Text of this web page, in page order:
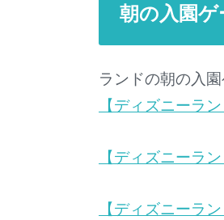
朝の入園
ランドの朝の入園
【ディズニーラ
【ディズニーラ
【ディズニーラ